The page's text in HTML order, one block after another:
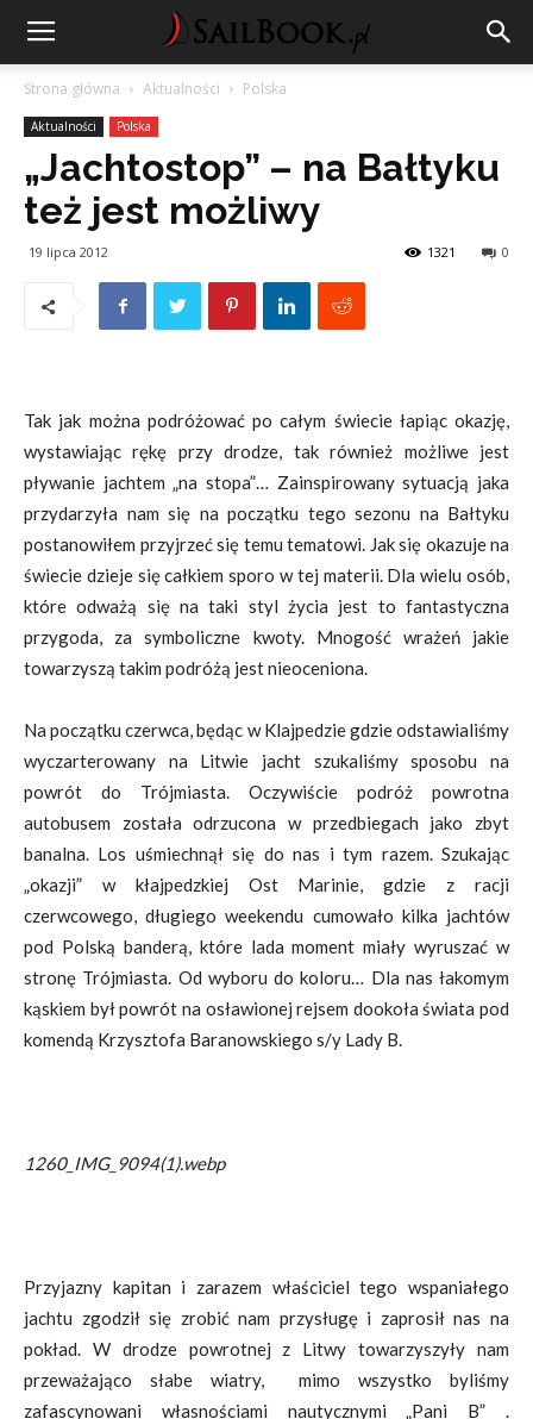
Strona główna Aktualności Polska
Aktualności Polska
„Jachtostop” – na Bałtyku
też jest możliwy
19 lipca 2012 0
1321
Tak jak można podróżować po całym świecie łapiąc okazję,
wystawiając rękę przy drodze, tak również możliwe jest
pływanie jachtem „na stopa”… Zainspirowany sytuacją jaka
przydarzyła nam się na początku tego sezonu na Bałtyku
postanowiłem przyjrzeć się temu tematowi. Jak się okazuje na
świecie dzieje się całkiem sporo w tej materii. Dla wielu osób,
które odważą się na taki styl życia jest to fantastyczna
przygoda, za symboliczne kwoty. Mnogość wrażeń jakie
towarzyszą takim podróżą jest nieoceniona.
Na początku czerwca, będąc w Klajpedzie gdzie odstawialiśmy
wyczarterowany na Litwie jacht szukaliśmy sposobu na
powrót do Trójmiasta. Oczywiście podróż powrotna
autobusem została odrzucona w przedbiegach jako zbyt
banalna. Los uśmiechnął się do nas i tym razem. Szukając
„okazji” w kłajpedzkiej Ost Marinie, gdzie z racji
czerwcowego, długiego weekendu cumowało kilka jachtów
pod Polską banderą, które lada moment miały wyruszać w
stronę Trójmiasta. Od wyboru do koloru… Dla nas łakomym
kąskiem był powrót na osławionej rejsem dookoła świata pod
komendą Krzysztofa Baranowskiego s/y Lady B.
1260_IMG_9094(1).webp
Przyjazny kapitan i zarazem właściciel tego wspaniałego
jachtu zgodził się zrobić nam przysługę i zaprosił nas na
pokład. W drodze powrotnej z Litwy towarzyszyły nam
przeważająco słabe wiatry, mimo wszystko byliśmy
zafascynowani własnościami nautycznymi „Pani B” .